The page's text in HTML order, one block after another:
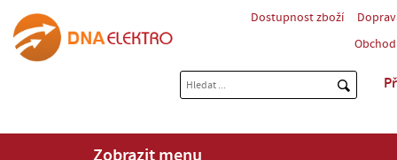
Dostupnost zboží
Zobrazit menu